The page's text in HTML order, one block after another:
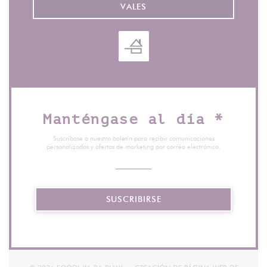
VALES
Manténgase al día *
Suscríbase a nuestro boletín para recibir comunicaciones
personalizadas y ofertas de marketing por correo electrónico.
SUSCRIBIRSE